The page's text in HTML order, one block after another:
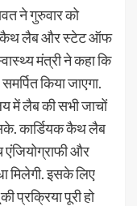
ने गुरुवार को
कैथ लैब और स्टेट ऑफ
मंत्री ने कहा कि
किया जाएगा.
में लैब की सभी जाचों
कार्डियक कैथ लैब
एंजियोग्राफी और
मिलेगी. इसके लिए
प्रक्रिया पूरी हो